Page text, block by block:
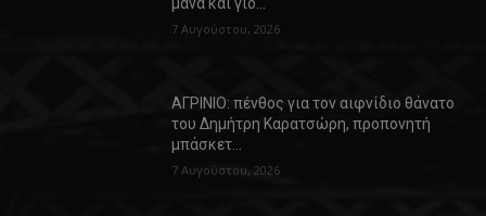
7 Αυγούστου, 2026
ΑΓΡΙΝΙΟ: πένθος για τον αιφνίδιο θάνατο
του Δημήτρη Καρατσώρη, προπονητή
μπάσκετ…
7 Αυγούστου, 2026